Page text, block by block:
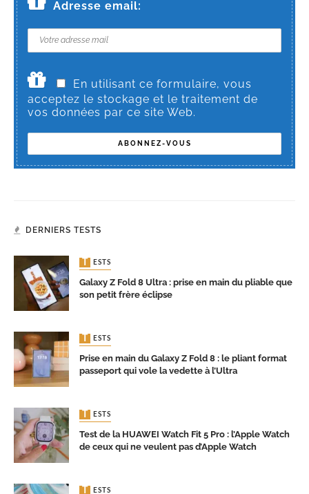
Adresse email:
En utilisant ce formulaire, vous
acceptez le stockage et le traitement de
vos données par ce site Web.
DERNIERS TESTS
TESTS
Galaxy Z Fold 8 Ultra : prise en main du pliable que
son petit frère éclipse
TESTS
Prise en main du Galaxy Z Fold 8 : le pliant format
passeport qui vole la vedette à l’Ultra
TESTS
Test de la HUAWEI Watch Fit 5 Pro : l’Apple Watch
de ceux qui ne veulent pas d’Apple Watch
TESTS